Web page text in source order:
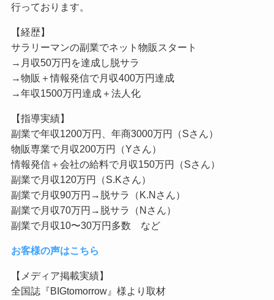
行っております。
【経歴】
サラリーマンの副業でネット物販スタート
→月収50万円を達成し脱サラ
→物販＋情報発信で月収400万円達成
→年収1500万円達成＋法人化
【指導実績】
副業で年収1200万円、年商3000万円（Sさん）
物販専業で月収200万円（Yさん）
情報発信＋会社の給料で月収150万円（Sさん）
副業で月収120万円（S.Kさん）
副業で月収90万円→脱サラ（K.Nさん）
副業で月収70万円→脱サラ（Nさん）
副業で月収10〜30万円多数 など
お客様の声はこちら
【メディア掲載実績】
全国誌『BIGtomorrow』様より取材